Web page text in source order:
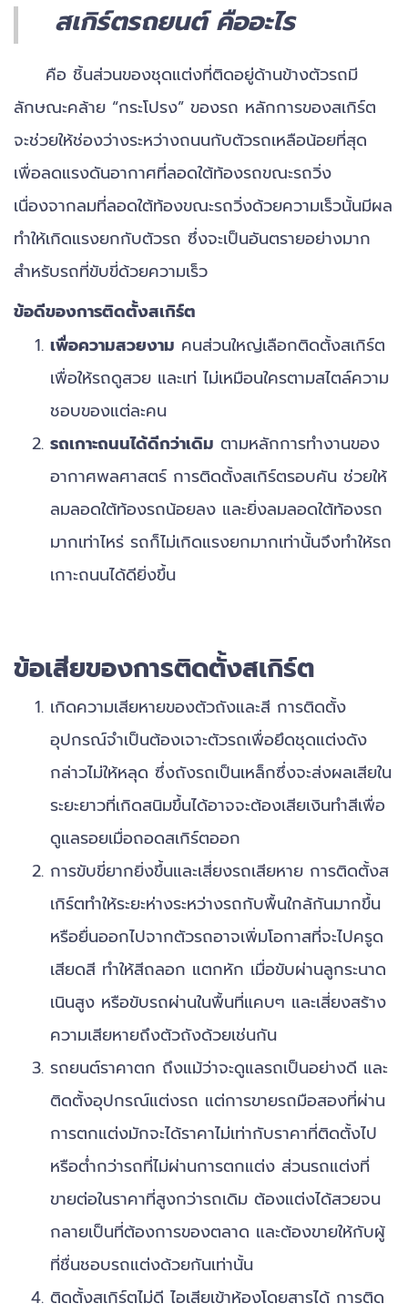
สเกิร์ตรถยนต์ คืออะไร
คือ ชิ้นส่วนของชุดแต่งที่ติดอยู่ด้านข้างตัวรถมี
ลักษณะคล้าย “กระโปรง” ของรถ หลักการของสเกิร์ต
จะช่วยให้ช่องว่างระหว่างถนนกับตัวรถเหลือน้อยที่สุด
เพื่อลดแรงดันอากาศที่ลอดใต้ท้องรถขณะรถวิ่ง
เนื่องจากลมที่ลอดใต้ท้องขณะรถวิ่งด้วยความเร็วนั้นมีผล
ทำให้เกิดแรงยกกับตัวรถ ซึ่งจะเป็นอันตรายอย่างมาก
สำหรับรถที่ขับขี่ด้วยความเร็ว
ข้อดีของการติดตั้งสเกิร์ต
เพื่อความสวยงาม คนส่วนใหญ่เลือกติดตั้งสเกิร์ต
เพื่อให้รถดูสวย และเท่ ไม่เหมือนใครตามสไตล์ความ
ชอบของแต่ละคน
รถเกาะถนนได้ดีกว่าเดิม ตามหลักการทำงานของ
อากาศพลศาสตร์ การติดตั้งสเกิร์ตรอบคัน ช่วยให้
ลมลอดใต้ท้องรถน้อยลง และยิ่งลมลอดใต้ท้องรถ
มากเท่าไหร่ รถก็ไม่เกิดแรงยกมากเท่านั้นจึงทำให้รถ
เกาะถนนได้ดียิ่งขึ้น
ข้อเสียของการติดตั้งสเกิร์ต
เกิดความเสียหายของตัวถังและสี การติดตั้ง
อุปกรณ์จำเป็นต้องเจาะตัวรถเพื่อยึดชุดแต่งดัง
กล่าวไม่ให้หลุด ซึ่งถังรถเป็นเหล็กซึ่งจะส่งผลเสียใน
ระยะยาวที่เกิดสนิมขึ้นได้อาจจะต้องเสียเงินทำสีเพื่อ
ดูแลรอยเมื่อถอดสเกิร์ตออก
การขับขี่ยากยิ่งขึ้นและเสี่ยงรถเสียหาย การติดตั้งส
เกิร์ตทำให้ระยะห่างระหว่างรถกับพื้นใกล้กันมากขึ้น
หรือยื่นออกไปจากตัวรถอาจเพิ่มโอกาสที่จะไปครูด
เสียดสี ทำให้สีถลอก แตกหัก เมื่อขับผ่านลูกระนาด
เนินสูง หรือขับรถผ่านในพื้นที่แคบๆ และเสี่ยงสร้าง
ความเสียหายถึงตัวถังด้วยเช่นกัน
รถยนต์ราคาตก ถึงแม้ว่าจะดูแลรถเป็นอย่างดี และ
ติดตั้งอุปกรณ์แต่งรถ แต่การขายรถมือสองที่ผ่าน
การตกแต่งมักจะได้ราคาไม่เท่ากับราคาที่ติดตั้งไป
หรือต่ำกว่ารถที่ไม่ผ่านการตกแต่ง ส่วนรถแต่งที่
ขายต่อในราคาที่สูงกว่ารถเดิม ต้องแต่งได้สวยจน
กลายเป็นที่ต้องการของตลาด และต้องขายให้กับผู้
ที่ชื่นชอบรถแต่งด้วยกันเท่านั้น
ติดตั้งสเกิร์ตไม่ดี ไอเสียเข้าห้องโดยสารได้ การติด